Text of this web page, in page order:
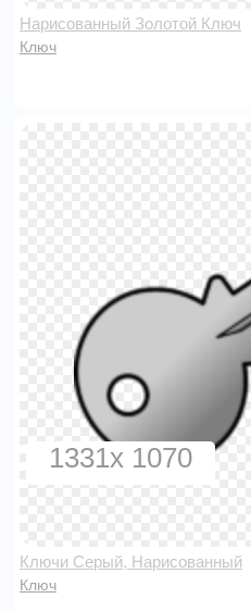
Нарисованный Золотой Ключ
Ключ
1331x 1070
Ключи Серый, Нарисованный
Ключ